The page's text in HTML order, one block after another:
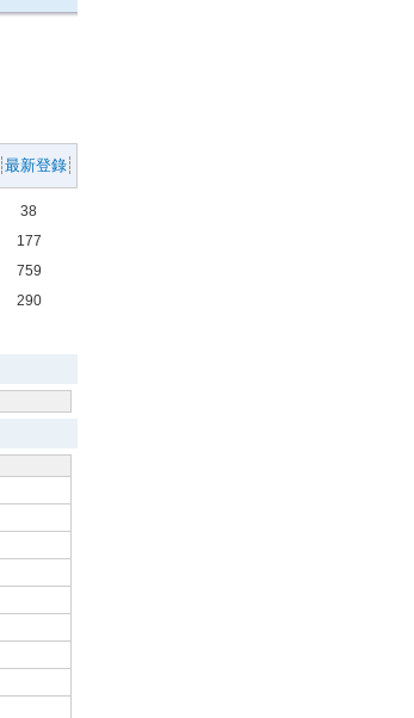
最新登錄
38
177
759
290